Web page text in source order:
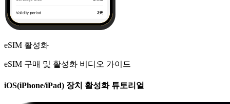
eSIM 활성화
eSIM 구매 및 활성화 비디오 가이드
iOS(iPhone/iPad) 장치 활성화 튜토리얼